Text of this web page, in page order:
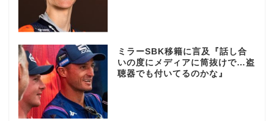
ミラーSBK移籍に言及『話し合
いの度にメディアに筒抜けで…盗
聴器でも付いてるのかな』